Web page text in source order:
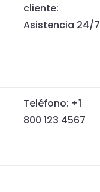
cliente:
Asistencia 24/7
Teléfono: +1
800 123 4567